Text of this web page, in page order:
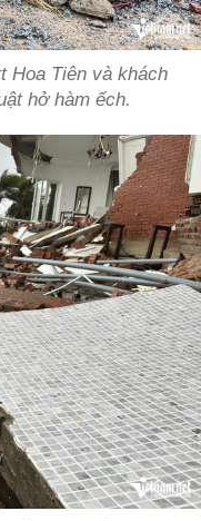
Hoa Tiên và khách
hở hàm ếch.